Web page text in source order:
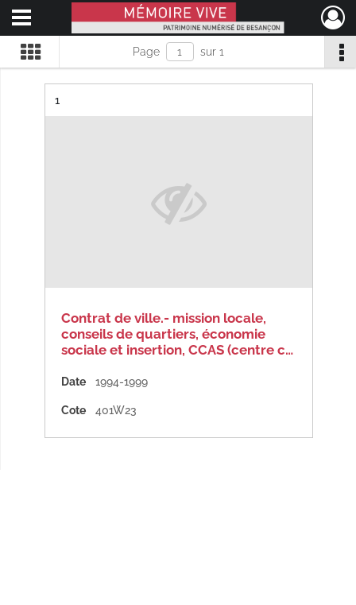
Mémoire Vive patrimoine numérisé de Besançon
Ouvrir le menu déroulant
Page sur 1
Résultat n°
1
Contrat de ville.- mission locale,
conseils de quartiers, économie
sociale et insertion, CCAS (centre c…
Date 1994-1999
Cote 401W23